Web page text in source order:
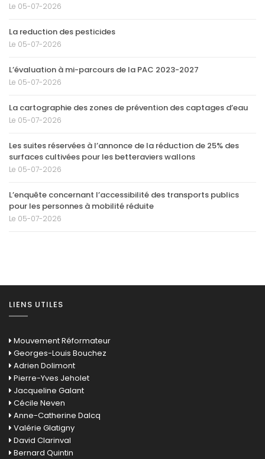
Le 05-07-2026
La reduction des pesticides
Le 05-07-2026
L’évaluation à mi-parcours de la PAC 2023-2027
Le 05-07-2026
La cartographie des zones de prévention des captages d’eau
Le 05-07-2026
Les suites réservées à l’annonce de la réduction de 25% des
surfaces cultivées pour les betteraviers wallons
Le 05-07-2026
L’enquête concernant l’accessibilité des transports publics
pour les personnes à mobilité réduite
Le 05-07-2026
LIENS UTILES
Mouvement Réformateur
Georges-Louis Bouchez
Adrien Dolimont
Pierre-Yves Jeholet
Jacqueline Galant
Cécile Neven
Anne-Catherine Dalcq
Valérie Glatigny
David Clarinval
Bernard Quintin